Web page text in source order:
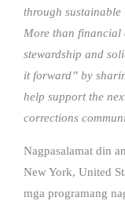
through
More than financial
stewardship and
it forward” by
help support the
corrections
Nagpasalamat din
New York, United
mga programang